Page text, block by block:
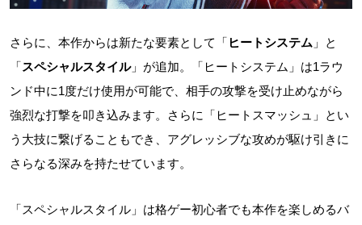
さらに、本作からは新たな要素として「 ヒートシステム 」と
「スペシャルスタイル」が追加。「ヒートシステム」は1ラウ
ンド中に1度だけ使用が可能で、相手の攻撃を受け止めながら
強烈な打撃を叩き込みます。さらに「ヒートスマッシュ」とい
う大技に繋げることもでき、アグレッシブな攻めが駆け引きに
さらなる深みを持たせています。
「スペシャルスタイル」は格ゲー初心者でも本作を楽しめるバ